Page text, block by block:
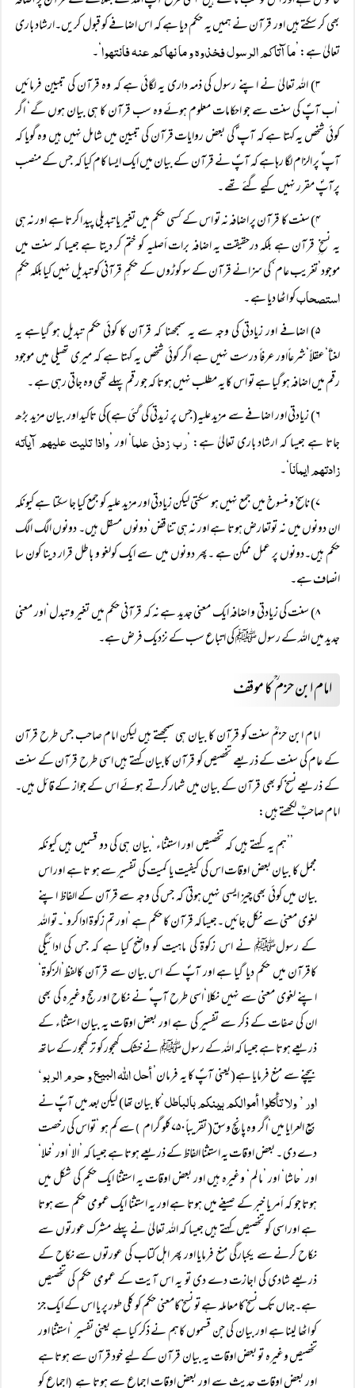
بھی کر سکتے ہیں اور قرآن نے ہمیں یہ حکم دیا ہے کہ اس اضافے کو قبول کریں۔ارشاد باری
تعالیٰ ہے: ’ما آتاکم الرسول فخذوہ و ما نھاکم عنہ فانتھوا‘۔
۳) اللہ تعالیٰ نے اپنے رسول کی ذمہ داری یہ لگائی ہے کہ وہ قرآن کی تبیین فرمائیں
‘اب آپؐ کی سنت سے جو احکامات معلوم ہوئے وہ سب قرآن کا ہی بیان ہوں گے‘ اگر
کوئی شخص یہ کہتا ہے کہ آپ ؐ کی بعض روایات قرآن کی تبیین میں شامل نہیں ہیں وہ گویا کہ
آپ ؐ پر الزام لگا رہاہے کہ آپؐ نے قرآن کے بیان میں ایک ایسا کام کیا کہ جس کے منصب
پرآپؐ مقرر نہیں کیے گئے تھے ۔
۴) سنت کا قرآن پر اضافہ نہ تو اس کے کسی حکم میں تغیر یا تبدیلی پید ا کرتا ہے اور نہ ہی
یہ نسخِ ِ قرآن ہے بلکہ درحقیقت یہ اضافہ برات أصلیہ کو ختم کر دیتا ہے جیسا کہ سنت میں
موجود’تغریب عام‘ کی سزانے قرآن کے سو کوڑوں کے حکمِ ِ قرآنی کو تبدیل نہیں کیا بلکہ حکمِ
استصحابکو اٹھا دیا ہے ۔
۵) اضافے اور زیادتی کی وجہ سے یہ سمجھنا کہ قرآن کا کوئی حکم تبدیل ہو گیاہے یہ
لغتاً‘عقلاً‘شرعاًاور عرفاً درست نہیں ہے اگر کوئی شخص یہ کہتا ہے کہ میری تھیلی میں موجود
رقم میں اضافہ ہو گیا ہے تو اس کا یہ مطلب نہیں ہوتا کہ جو رقم پہلے تھی وہ جاتی رہی ہے ۔
۶) زیادتی اور اضافے سے مزید علیہ(جس پر زیدتی کی گئی ہے)کی تاکید اور بیان مزید بڑھ
جاتا ہے جیسا کہ ارشاد باری تعالیٰ ہے: ’ رب زدنی علما‘ اور ’واذا تلیت علیھم آیاتہ
زادتھم ایمانا‘۔
۷) ناسخ و منسوخ میں جمع نہیں ہو سکتی لیکن زیادتی اور مزید علیہ کو جمع کیا جا سکتا ہے کیونکہ
ان دونوں میں نہ توتعارض ہوتا ہے اور نہ ہی تناقض‘دونوں مسقل ہیں۔ دونوں الگ الگ
حکم ہیں۔دونوں پر عمل ممکن ہے ۔پھر دونوں میں سے ایک کولغو و باطل قرار دینا کون سا
انصاف ہے۔
۸) سنت کی زیادتی و اضافہ ایک معنی جدید ہے نہ کہ قرآنی حکم میں تغیر و تبدل‘اور معنی
جدید میں اللہ کے رسول ﷺ کی اتباع سب کے نزدیک فرض ہے۔
امام ابن حزم ؒ کا موقف
امام ابن حزمؒ سنت کو قرآن کا بیان ہی سمجھتے ہیں لیکن امام صاحب جس طرح قرآن
کے عام کی سنت کے ذریعے تخصیص کو قرآن کابیان کہتے ہیں اسی طرح قرآن کے سنت
کے ذریعے نسخ کو بھی قرآن کے بیان میں شمار کرتے ہوئے اس کے جواز کے قائل ہیں۔
امام صاحبؒ لکھتے ہیں:
’’ہم یہ کہتے ہیں کہ تخصیص اور استثناء ‘بیان ہی کی دو قسمیں ہیں کیونکہ
مجمل کا بیان بعض اوقات اس کی کیفیت یا کمیت کی تفسیر سے ہو تا ہے اور اس
بیان میں کوئی بھی چیز ایسی نہیں ہوتی کہ جس کی وجہ سے قرآن کے الفاظ اپنے
لغوی معنی سے نکل جائیں ۔جیساکہ قرآن کا حکم ہے ’اور تم زکوۃ ادا کرو‘۔تو اللہ
کے رسولﷺ نے اس زکوۃ کی ماہیت کو واضح کیا ہے کہ جس کی ادائیگی
کاقرآن میں حکم دیا گیا ہے اور آپؐ کے اس بیان سے قرآن کالفظ’الزکوۃ‘
اپنے لغوی معنی سے نہیں نکلا‘اسی طرح آپ ؐ نے نکاح اور حج وغیرہ کی بھی
ان کی صفات کے ذکر سے تفسیر کی ہے اور بعض اوقات یہ بیان استثناء کے
ذریعے ہوتا ہے جیسا کہ اللہ کے رسولﷺ نے خشک کھجور کو تر کھجور کے ساتھ
بیچنے سے منع فرمایا ہے(یعنی آپؐ کا یہ فرمان’أحل اللہ البیع و حرم الربو‘
اور ’ ولا تأکلوا أموالکم بینکم بالباطل‘کا بیان تھا) لیکن بعد میں آپؐ نے
بیع العرایا میں‘اگر وہ پانچ وسق( تقریباً۷۵۰کلو گرام
)سے کم ہو ‘تواس کی رخصت
دے دی ۔ بعض اوقات یہ استثنا الفاظ کے ذریعے ہوتا ہے جیسا کہ ’الا‘ اور ’خلا‘
اور ’حاشا‘ اور ’ما لم‘ وغیرہ ہیں اور بعض اوقات یہ استثنا ایک حکم کی شکل میں
ہوتا جو کہ أمر یا خبر کے صیغے میں ہوتا ہے اور یہ استثنا ایک عمومی حکم سے ہوتا
ہے اور اسی کو تخصیص کہتے ہیں جیسا کہ اللہ تعالیٰ نے پہلے مشرک عورتوں سے
نکاح کرنے سے یکبارگی منع فرمایا اور پھر اہل کتاب کی عورتوں سے نکاح کے
ذریعے شادی کی اجازت دے دی تو یہ اس آیت کے عمومی حکم کی تخصیص
ہے۔جہاں تک نسخ کا معاملہ ہے تو نسخ کامعنی حکم کو کلی طور پر یا اس کے ایک جز
کو اٹھا لینا ہے اور بیان کی جن قسموں کاہم نے ذکر کیا ہے یعنی تفسیر ‘استثنا اور
تخصیص وغیرہ تو بعض اوقات یہ بیان قرآن کے لیے خود قرآن سے ہوتا ہے
اور بعض اوقات حدیث سے اور بعض اوقات اجماع سے ہوتا ہے (اجماع کو